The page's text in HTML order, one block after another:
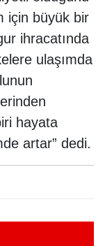
için büyük bir
ihracatında
ulaşımda
hayata
artar” dedi.